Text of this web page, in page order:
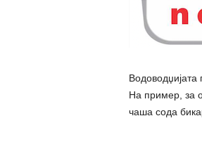
Водоводџијата
На пример, за
чаша сода